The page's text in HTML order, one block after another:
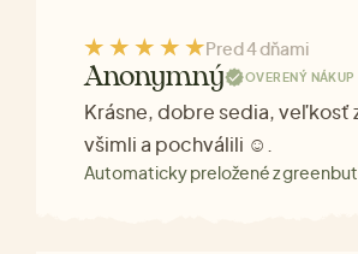
Pred 4 dňami
Anonymný OVERENÝ NÁKUP
Krásne, dobre sedia, veľkosť
všimli a pochválili ☺.
Automaticky preložené z